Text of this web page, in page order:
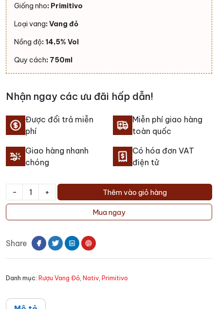
Giống nho: Primitivo
Loại vang: Vang đỏ
Nồng độ: 14,5% Vol
Quy cách: 750ml
Nhận ngay các ưu đãi hấp dẫn!
Được đổi trả miễn
phí
Miễn phí giao hàng
toàn quốc
Giao hàng nhanh
chóng
Có hóa đơn VAT
điện tử
-
Rượu
Bacio
Campania
lượng
+ Thêm vào giỏ hàng
Mua ngay
Share
Danh mục: Rượu Vang Đỏ, Nativ, Primitivo